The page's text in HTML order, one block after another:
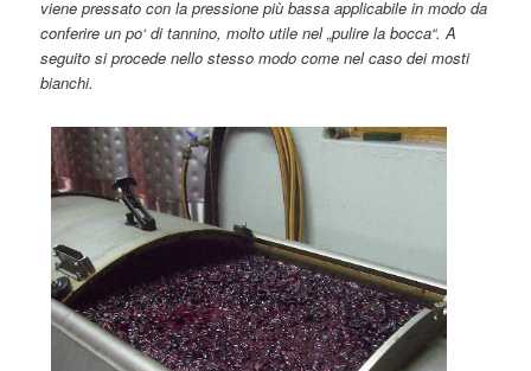
viene pressato con la pressione più bassa applicabile in modo da
conferire un po‘ di tannino, molto utile nel „pulire la bocca“. A
seguito si procede nello stesso modo come nel caso dei mosti
bianchi.